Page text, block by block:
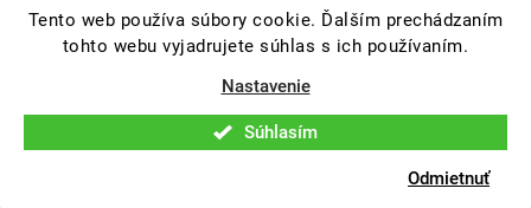
Tento web používa súbory cookie. Ďalším prechádzaním
tohto webu vyjadrujete súhlas s ich používaním.
Nastavenie
Odmietnuť
Súhlasím
Farby-na-drevo.sk. Všetky práva vyhradené.